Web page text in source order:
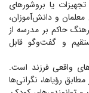
یا بروشور‌های
و دانش‌آموزان،
حاکم بر مدرسه از
و گفت‌و‌گو قابل
واقعی فرزند است.
رؤیاها، نگرانی‌ها